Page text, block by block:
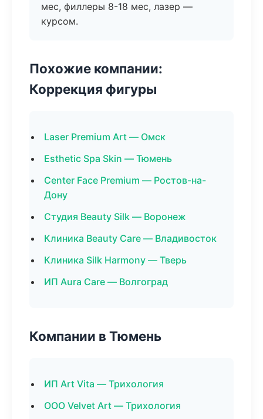
мес, филлеры 8-18 мес, лазер —
курсом.
Похожие компании:
Коррекция фигуры
Laser Premium Art — Омск
Esthetic Spa Skin — Тюмень
Center Face Premium — Ростов-на-
Дону
Студия Beauty Silk — Воронеж
Клиника Beauty Care — Владивосток
Клиника Silk Harmony — Тверь
ИП Aura Care — Волгоград
Компании в Тюмень
ИП Art Vita — Трихология
ООО Velvet Art — Трихология